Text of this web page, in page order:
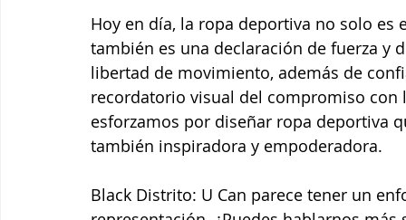
Hoy en día, la ropa deportiva no solo
también es una declaración de fuerza
libertad de movimiento, además de
recordatorio visual del compromiso con
esforzamos por diseñar ropa deportiva
también inspiradora y empoderadora.
Black Distrito: U Can parece tener un